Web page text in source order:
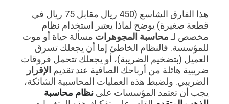
هذا الفارق الشاسع (450 ريال مقابل 75 ريال في
قطعة صغيرة) يوضح لماذا يعتبر استخدام نظام
مخصص لـمحاسبة المجوهرات مسألة حياة أو موت
للمؤسسة. فالنظام الخاطئ إما أن يجعلك تسرق
العميل (بتضخيم الضريبة)، أو يجعلك تتحمل فروقات
ضريبية هائلة من أرباحك الصافية عند تقديم الإقرار
الضريبي. ولضبط هذه العمليات المحاسبية الشائكة،
يجب أن تعتمد المؤسسات على نظام محاسبة